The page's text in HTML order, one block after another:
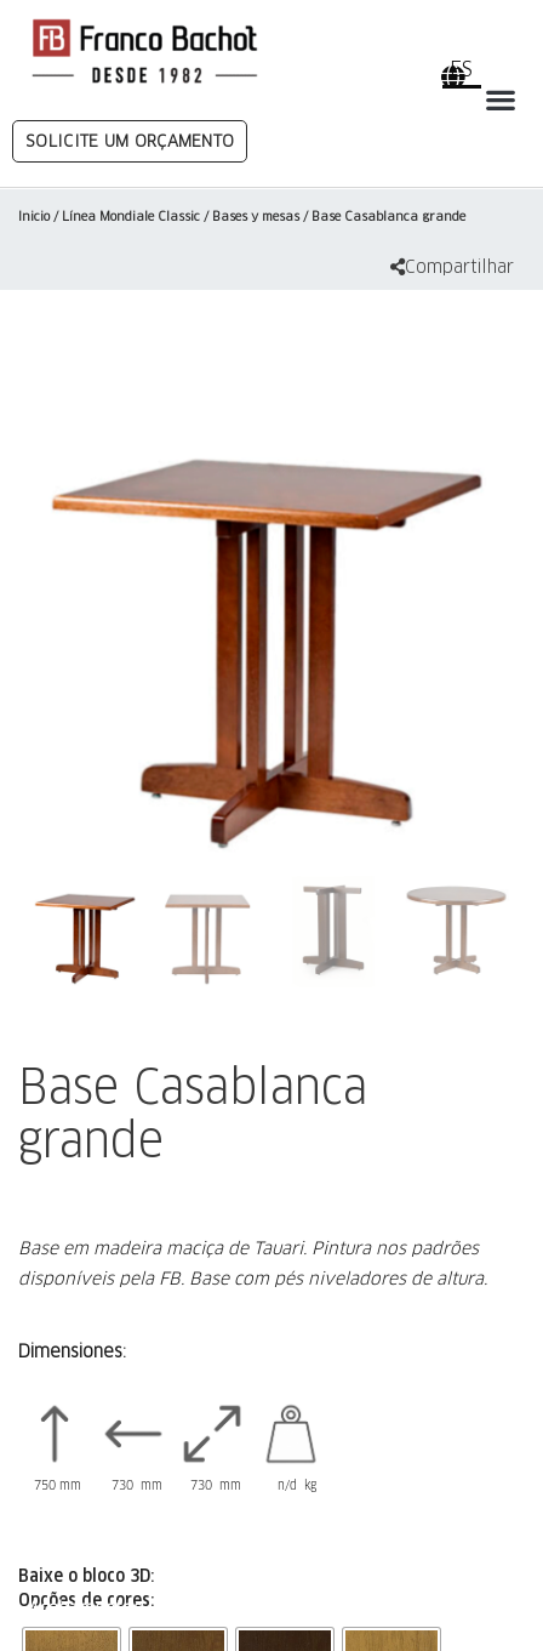
SOLICITE UM ORÇAMENTO
ES
Inicio/ Línea Mondiale Classic / Bases y mesas/ Base Casablanca grande
Compartilhar
Base Casablanca
grande
Base em madeira maciça de Tauari. Pintura nos padrões
disponíveis pela FB. Base com pés niveladores de altura.
Dimensiones:
750 mm 730 mm 730 mm n/d kg
Baixe o bloco 3D:
Opções de cores:
Acabamentos